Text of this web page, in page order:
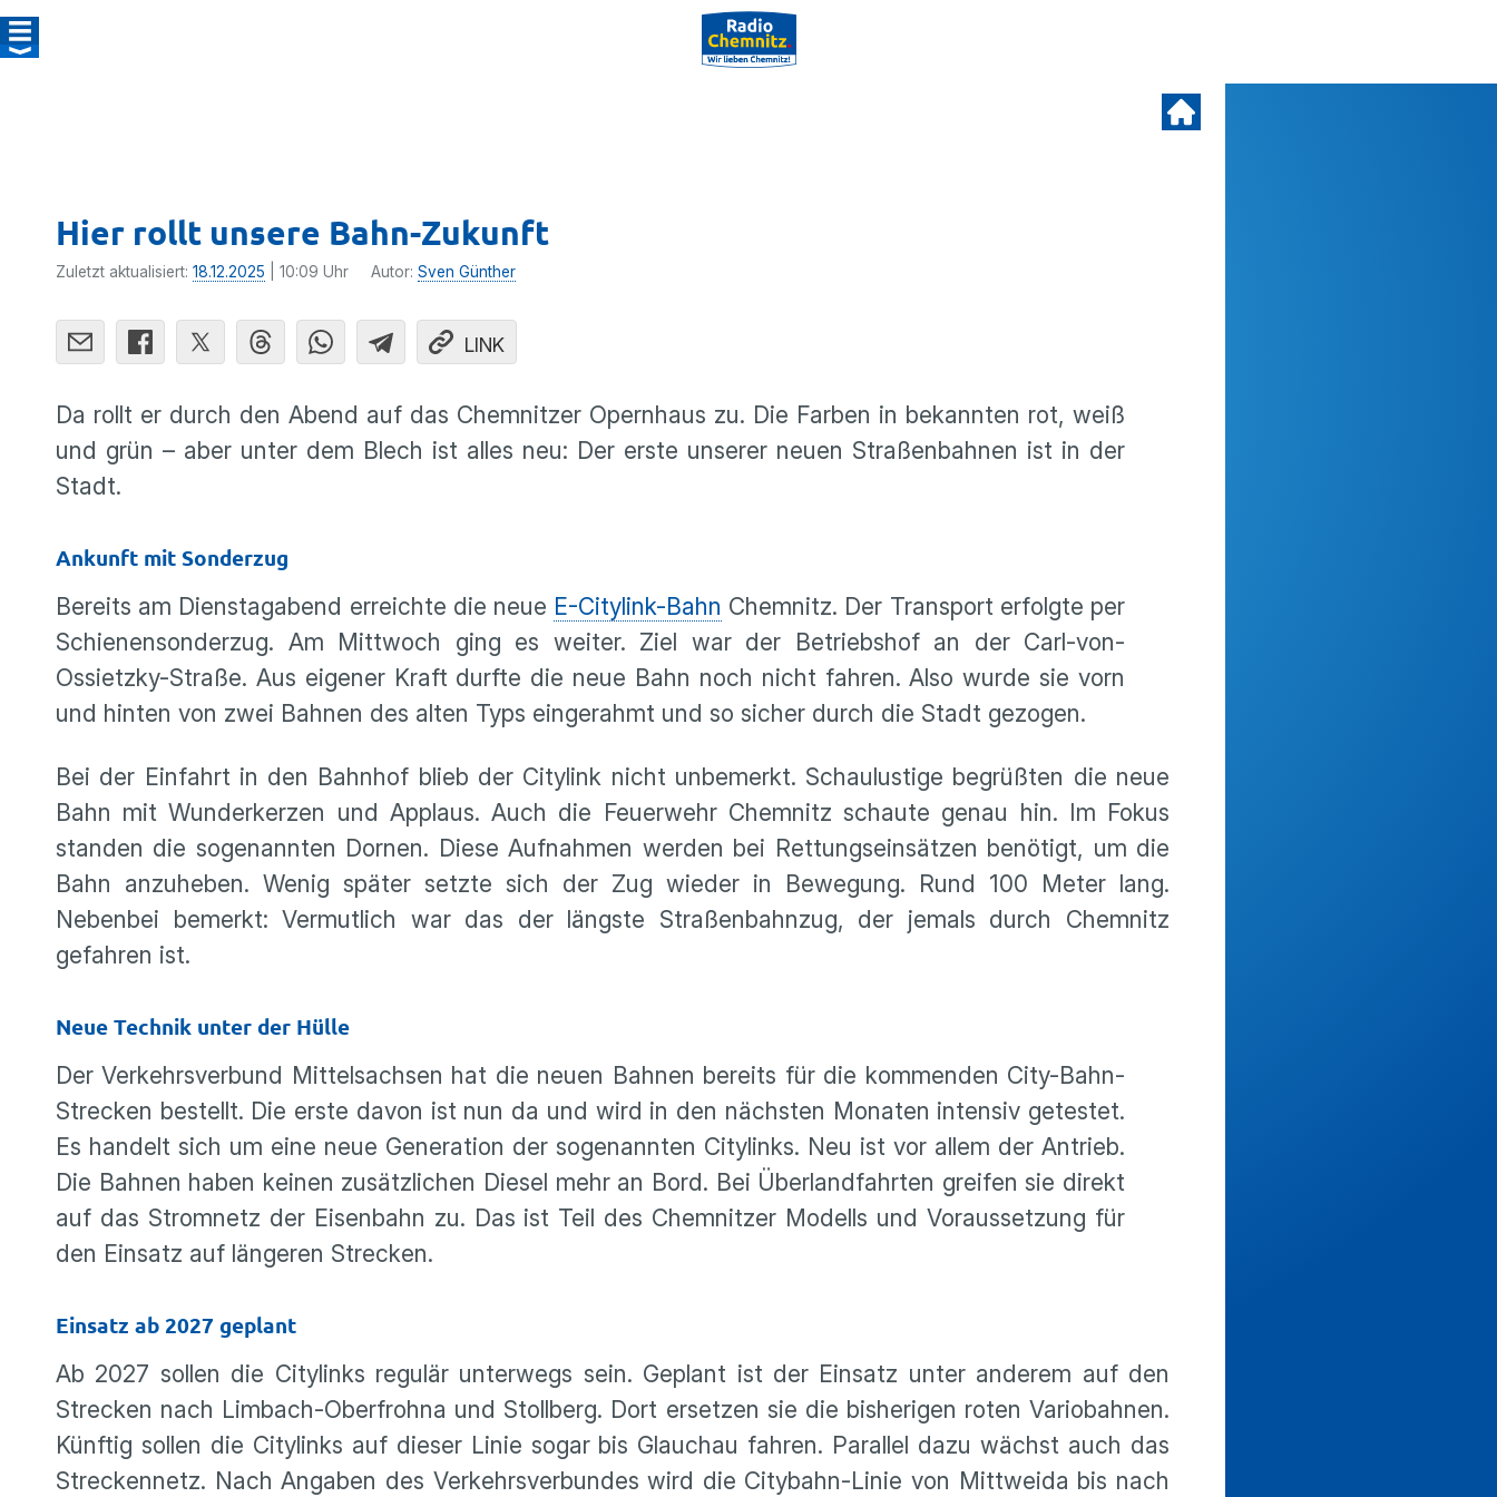
Hier rollt unsere Bahn-Zukunft
Zuletzt aktualisiert: 18.12.2025 | 10:09 Uhr Autor: Sven Günther
LINK
Da rollt er durch den Abend auf das Chemnitzer Opernhaus zu. Die Farben in bekannten rot, weiß
und grün – aber unter dem Blech ist alles neu: Der erste unserer neuen Straßenbahnen ist in der
Stadt.
Ankunft mit Sonderzug
Bereits am Dienstagabend erreichte die neue E-Citylink-Bahn Chemnitz. Der Transport erfolgte per
Schienensonderzug. Am Mittwoch ging es weiter. Ziel war der Betriebshof an der Carl-von-
Ossietzky-Straße. Aus eigener Kraft durfte die neue Bahn noch nicht fahren. Also wurde sie vorn
und hinten von zwei Bahnen des alten Typs eingerahmt und so sicher durch die Stadt gezogen.
Bei der Einfahrt in den Bahnhof blieb der Citylink nicht unbemerkt. Schaulustige begrüßten die neue
Bahn mit Wunderkerzen und Applaus. Auch die Feuerwehr Chemnitz schaute genau hin. Im Fokus
standen die sogenannten Dornen. Diese Aufnahmen werden bei Rettungseinsätzen benötigt, um die
Bahn anzuheben. Wenig später setzte sich der Zug wieder in Bewegung. Rund 100 Meter lang.
Nebenbei bemerkt: Vermutlich war das der längste Straßenbahnzug, der jemals durch Chemnitz
gefahren ist.
Neue Technik unter der Hülle
Der Verkehrsverbund Mittelsachsen hat die neuen Bahnen bereits für die kommenden City-Bahn-
Strecken bestellt. Die erste davon ist nun da und wird in den nächsten Monaten intensiv getestet.
Es handelt sich um eine neue Generation der sogenannten Citylinks. Neu ist vor allem der Antrieb.
Die Bahnen haben keinen zusätzlichen Diesel mehr an Bord. Bei Überlandfahrten greifen sie direkt
auf das Stromnetz der Eisenbahn zu. Das ist Teil des Chemnitzer Modells und Voraussetzung für
den Einsatz auf längeren Strecken.
Einsatz ab 2027 geplant
Ab 2027 sollen die Citylinks regulär unterwegs sein. Geplant ist der Einsatz unter anderem auf den
Strecken nach Limbach-Oberfrohna und Stollberg. Dort ersetzen sie die bisherigen roten Variobahnen.
Künftig sollen die Citylinks auf dieser Linie sogar bis Glauchau fahren. Parallel dazu wächst auch das
Streckennetz. Nach Angaben des Verkehrsverbundes wird die Citybahn-Linie von Mittweida bis nach